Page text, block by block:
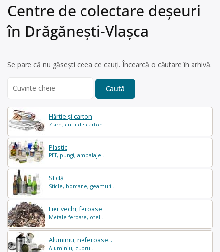
Hârtie și carton
Ziare, cutii de carton...
Plastic
PET, pungi, ambalaje...
Sticlă
Sticle, borcane, geamuri...
Fier vechi, feroase
Metale feroase, otel...
Aluminiu, neferoase...
Aluminiu, cupru...
Centre de colectare deșeuri
în Drăgăneşti-Vlaşca
Se pare că nu găsești ceea ce cauți. Încearcă o căutare în arhivă.
for: